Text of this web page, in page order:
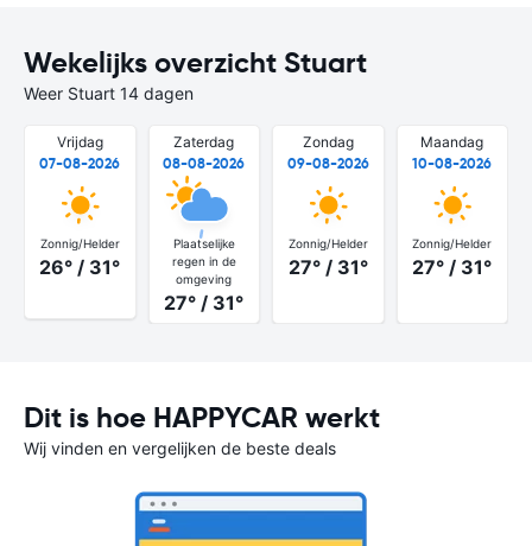
Wekelijks overzicht Stuart
Weer Stuart 14 dagen
Vrijdag
07-08-2026
Zonnig/Helder
26° / 31°
Zaterdag
08-08-2026
Plaatselijke
regen in de
omgeving
27° / 31°
Zondag
09-08-2026
Zonnig/Helder
27° / 31°
Maandag
10-08-2026
Zonnig/Helder
27° / 31°
Dit is hoe HAPPYCAR werkt
Wij vinden en vergelijken de beste deals